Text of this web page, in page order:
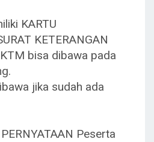
KARTU
KETERANGAN
bisa dibawa pada
jika sudah ada
Peserta